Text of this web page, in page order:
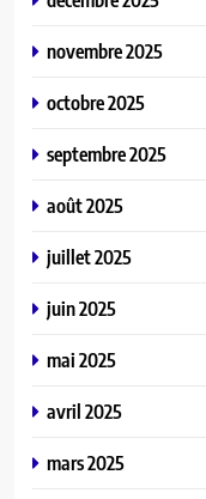
novembre 2025
octobre 2025
septembre 2025
août 2025
juillet 2025
juin 2025
mai 2025
avril 2025
mars 2025